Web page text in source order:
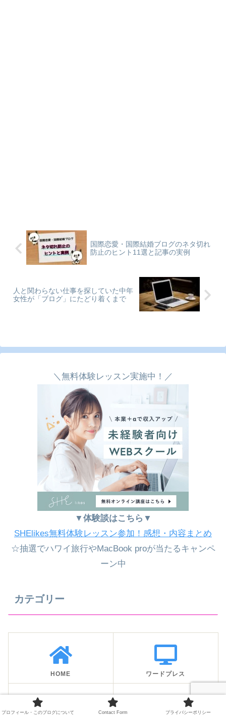
国際恋愛・国際結婚ブログのネタ切れ
防止のヒント11選と記事の実例
人と関わらない仕事を探していた中年
女性が「ブログ」にたどり着くまで
＼無料体験レッスン実施中！／
▼体験談はこちら▼
SHElikes無料体験レッスン参加！感想・内容まとめ
☆抽選でハワイ旅行やMacBook proが当たるキャンペ
ーン中
カテゴリー
HOME ワードプレス
プロフィール・このブログについて Contact Form プライバシーポリシー